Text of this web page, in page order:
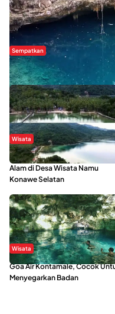
Sempatkan
Danau Rebi-Rebi, Pesona
Wisata
Menikmati Suasana Keindahan
Alam di Desa Wisata Namu
Konawe Selatan
Wisata
Goa Air Kontamale, Cocok
Menyegarkan Badan